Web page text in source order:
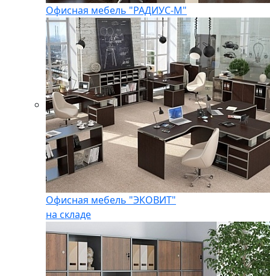
Офисная мебель "РАДИУС-М"
Офисная мебель "ЭКОВИТ"
на складе